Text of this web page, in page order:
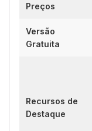
Preços
Versão
Gratuita
Recursos de
Destaque